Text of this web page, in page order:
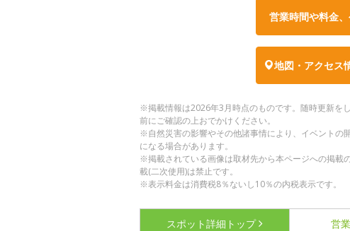
営業時間や料金
地図・アクセス
※掲載情報は2026年3月時点のものです。随時更新を
前にご確認の上おでかけください。
※自然災害の影響やその他諸事情により、イベントの
になる場合があります。
※掲載されている画像は取材先から本ページへの掲載
載(二次使用)は禁止です。
※表示料金は消費税8％ないし10％の内税表示です。
スポット詳細 トップ 営